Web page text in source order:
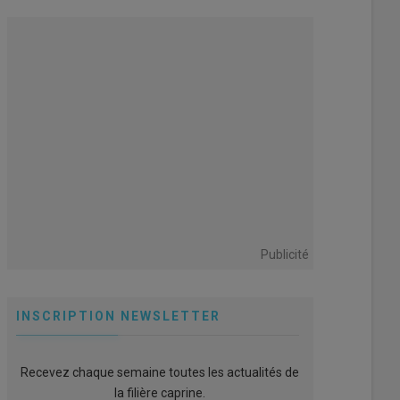
Publicité
INSCRIPTION NEWSLETTER
Recevez chaque semaine toutes les actualités de
la filière caprine.